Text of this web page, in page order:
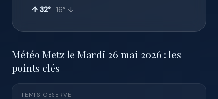
↑ 32° 16° ↓
Météo Metz le Mardi 26 mai 2026 : les
points clés
TEMPS OBSERVÉ